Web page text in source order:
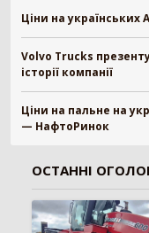
Ціни на
Volvo Trucks
історії компанії
Ціни на пальне на
— НафтоРинок
ОСТАННІ